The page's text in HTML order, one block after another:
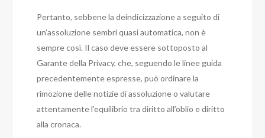
Pertanto, sebbene la deindicizzazione a seguito di
un’assoluzione sembri quasi automatica, non è
sempre così. Il caso deve essere sottoposto al
Garante della Privacy, che, seguendo le linee guida
precedentemente espresse, può ordinare la
rimozione delle notizie di assoluzione o valutare
attentamente l’equilibrio tra diritto all’oblio e diritto
alla cronaca.